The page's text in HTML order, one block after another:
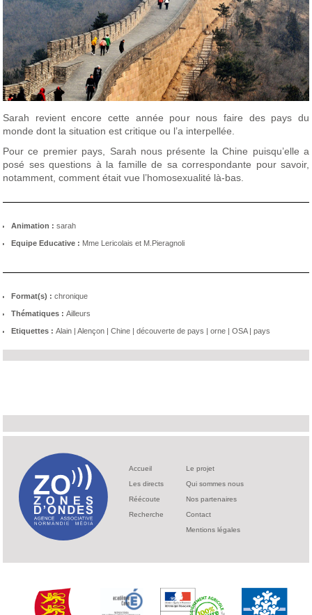
Sarah revient encore cette année pour nous faire des pays du
monde dont la situation est critique ou l’a interpellée.
Pour ce premier pays, Sarah nous présente la Chine puisqu’elle a
posé ses questions à la famille de sa correspondante pour savoir,
notamment, comment était vue l’homosexualité là-bas.
Animation : sarah
Equipe Educative : Mme Lericolais et M.Pieragnoli
Format(s) : chronique
Thématiques : Ailleurs
Etiquettes : Alain | Alençon | Chine | découverte de pays | orne | OSA| pays
Accueil
Les directs
Réécoute
Recherche
Le projet
Qui sommes nous
Nos partenaires
Contact
Mentions légales